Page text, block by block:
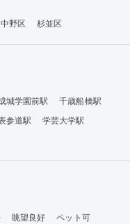
中野区 杉並区
城学園前駅
千歳船橋駅
参道駅
学芸大学駅
眺望良好
ペット可